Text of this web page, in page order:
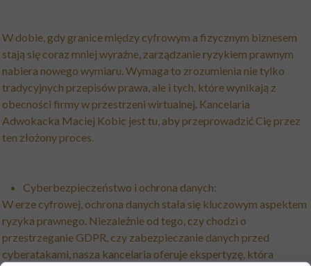
W dobie, gdy granice między cyfrowym a fizycznym biznesem
stają się coraz mniej wyraźne, zarządzanie ryzykiem prawnym
nabiera nowego wymiaru. Wymaga to zrozumienia nie tylko
tradycyjnych przepisów prawa, ale i tych, które wynikają z
obecności firmy w przestrzeni wirtualnej. Kancelaria
Adwokacka Maciej Kobic jest tu, aby przeprowadzić Cię przez
ten złożony proces.
Cyberbezpieczeństwo i ochrona danych:
W erze cyfrowej, ochrona danych stała się kluczowym aspektem
ryzyka prawnego. Niezależnie od tego, czy chodzi o
przestrzeganie GDPR, czy zabezpieczanie danych przed
cyberatakami, nasza kancelaria oferuje ekspertyzę, która